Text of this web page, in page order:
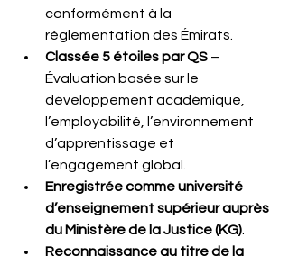
conformément à la
réglementation des Émirats.
Classée 5 étoiles par QS –
Évaluation basée sur le
développement académique,
l’employabilité, l’environnement
d’apprentissage et
l’engagement global.
Enregistrée comme université
d’enseignement supérieur auprès
du Ministère de la Justice (KG)
Reconnaissance au titre de la